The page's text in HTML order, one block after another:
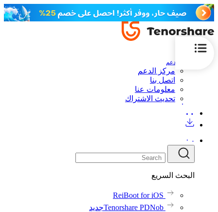
الدعم
مركز الدعم
اتصل بنا
معلومات عنا
تحديث الاشتراك
البحث السريع
ReiBoot for iOS
Tenorshare PDNobجديد